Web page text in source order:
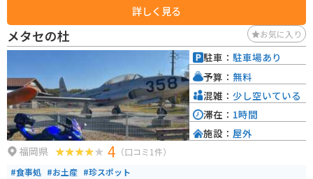
す。また、観光案内所では、周辺の観光スポットやイベント情報を入手する
ことができます。 バイクで訪れる場合、道の駅には広い駐車場が完備されて
いるので安心です。耶馬渓周辺は、四季折々の美しい景色を楽しめるワイン
ディングロードが続く人気のツーリングスポットです。道の駅 歓遊舎ひこさ
の観光スポットがあります。英彦山神宮は、1300年以上の歴史を持つ神社
で、パワースポットとしても知られています。英彦山温泉は、神経痛や筋肉
痛などに効能があると言われている温泉です。
詳しく見る
メタセの杜 お気に入り
福岡県 4 （口コミ1件）
#食事処 #お土産 #珍スポット
駐車： 駐車場あり
予算： 無料
混雑： 少し空いている
滞在： 1時間
施設： 屋外